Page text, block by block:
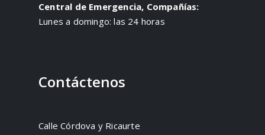
Central de Emergencia, Compañías:
Lunes a domingo: las 24 horas
Contáctenos
Calle Córdova y Ricaurte